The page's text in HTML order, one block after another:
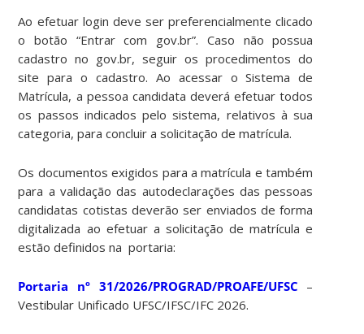
Ao efetuar login deve ser preferencialmente clicado
o botão “Entrar com gov.br”. Caso não possua
cadastro no gov.br, seguir os procedimentos do
site para o cadastro. Ao acessar o Sistema de
Matrícula, a pessoa candidata deverá efetuar todos
os passos indicados pelo sistema, relativos à sua
categoria, para concluir a solicitação de matrícula.
Os documentos exigidos para a matrícula e também
para a validação das autodeclarações das pessoas
candidatas cotistas deverão ser enviados de forma
digitalizada ao efetuar a solicitação de matrícula e
estão definidos na portaria:
Portaria nº 31/2026/PROGRAD/PROAFE/UFSC –
Vestibular Unificado UFSC/IFSC/IFC 2026.